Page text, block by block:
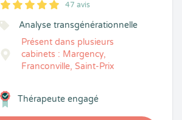
5
1
5
47 47 avis
Analyse transgénérationnelle
Présent dans plusieurs
cabinets : Margency,
Franconville, Saint-Prix
Thérapeute engagé